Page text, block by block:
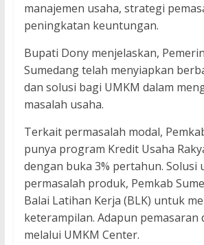
manajemen usaha, strategi
peningkatan keuntungan.
Bupati Dony menjelaskan,
Sumedang telah menyiapkan
dan solusi bagi UMKM dalam
masalah usaha.
Terkait permasalah modal,
punya program Kredit Usaha
dengan buka 3% pertahun. Solusi
permasalah produk, Pemkab
Balai Latihan Kerja (BLK) untuk
keterampilan. Adapun pemasaran
melalui UMKM Center.